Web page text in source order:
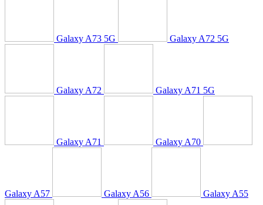
Galaxy A73 5G Galaxy A72 5G
Galaxy A72 Galaxy A71 5G
Galaxy A71 Galaxy A70
Galaxy A57 Galaxy A56 Galaxy A55